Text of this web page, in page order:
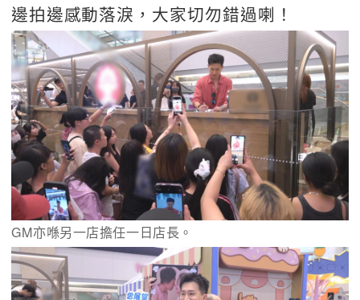
邊拍邊感動落淚，大家切勿錯過喇！
GM亦喺另一店擔任一日店長。